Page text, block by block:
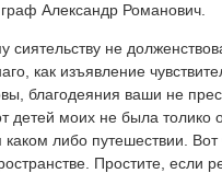
Александр Романович.
сиятельству не
как изъявление
благодеяния ваши не
детей моих не была толико
либо путешествии.
Простите, если